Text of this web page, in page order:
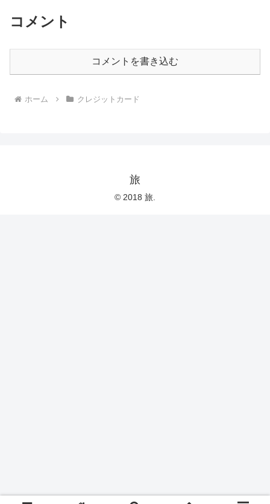
コメント
コメントを書き込む
ホーム クレジットカード
旅
© 2018 旅.